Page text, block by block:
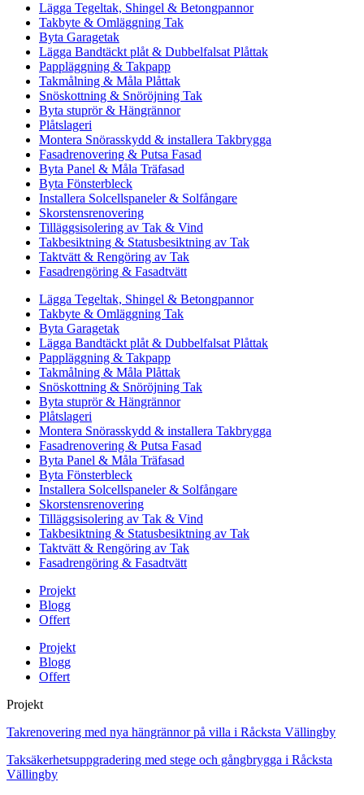
Lägga Tegeltak, Shingel & Betongpannor
Takbyte & Omläggning Tak
Byta Garagetak
Lägga Bandtäckt plåt & Dubbelfalsat Plåttak
Pappläggning & Takpapp
Takmålning & Måla Plåttak
Snöskottning & Snöröjning Tak
Byta stuprör & Hängrännor
Plåtslageri
Montera Snörasskydd & installera Takbrygga
Fasadrenovering & Putsa Fasad
Byta Panel & Måla Träfasad
Byta Fönsterbleck
Installera Solcellspaneler & Solfångare
Skorstensrenovering
Tilläggsisolering av Tak & Vind
Takbesiktning & Statusbesiktning av Tak
Taktvätt & Rengöring av Tak
Fasadrengöring & Fasadtvätt
Lägga Tegeltak, Shingel & Betongpannor
Takbyte & Omläggning Tak
Byta Garagetak
Lägga Bandtäckt plåt & Dubbelfalsat Plåttak
Pappläggning & Takpapp
Takmålning & Måla Plåttak
Snöskottning & Snöröjning Tak
Byta stuprör & Hängrännor
Plåtslageri
Montera Snörasskydd & installera Takbrygga
Fasadrenovering & Putsa Fasad
Byta Panel & Måla Träfasad
Byta Fönsterbleck
Installera Solcellspaneler & Solfångare
Skorstensrenovering
Tilläggsisolering av Tak & Vind
Takbesiktning & Statusbesiktning av Tak
Taktvätt & Rengöring av Tak
Fasadrengöring & Fasadtvätt
Projekt
Blogg
Offert
Projekt
Blogg
Offert
Projekt
Takrenovering med nya hängrännor på villa i Råcksta Vällingby
Taksäkerhetsuppgradering med stege och gångbrygga i Råcksta
Vällingby